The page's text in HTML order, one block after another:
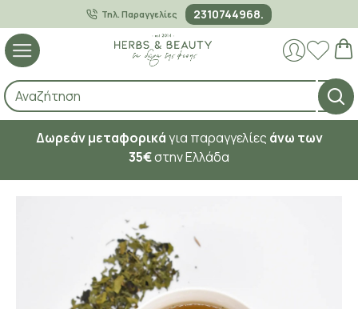
Τηλ. Παραγγελίες 2310744968.
Δωρεάν μεταφορικάγια παραγγελίες άνω των
35€στην Ελλάδα